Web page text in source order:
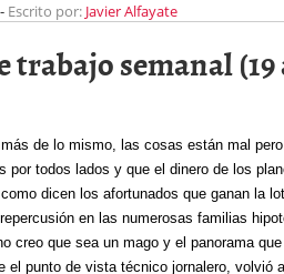
una acción infravalorada y por qué
30, 2024
los ETF de Bitcoin noviembre
Kings: empresas que destacan
12, 2024
RealAdvisor: Una poderosa
- Escrito por: Javier Alfayate
trabajo semanal (19
de lo mismo, las cosas están mal
por todos lados y que el dinero de los
dicen los afortunados que ganan la
en las numerosas familias
creo que sea un mago y el panorama
el punto de vista técnico jornalero, volvió